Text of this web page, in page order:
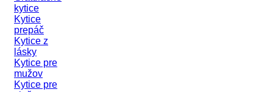
kytice
Kytice
prepáč
Kytice z
lásky
Kytice pre
mužov
Kytice pre